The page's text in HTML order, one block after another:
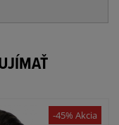
-45% Akcia